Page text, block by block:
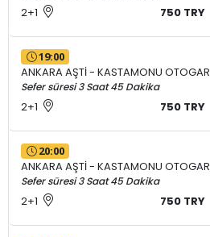
2+1 750 TRY
19:00
ANKARA AŞTİ - KASTAMONU OTOGAR
Sefer süresi 3 Saat 45 Dakika
2+1 750 TRY
20:00
ANKARA AŞTİ - KASTAMONU OTOGAR
Sefer süresi 3 Saat 45 Dakika
2+1 750 TRY